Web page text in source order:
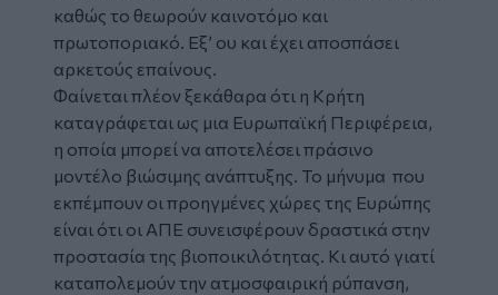
καθώς το θεωρούν καινοτόμο και
πρωτοποριακό. Εξ’ ου και έχει αποσπάσει
αρκετούς επαίνους.
Φαίνεται πλέον ξεκάθαρα ότι η Κρήτη
καταγράφεται ως μια Ευρωπαϊκή Περιφέρεια,
η οποία μπορεί να αποτελέσει πράσινο
μοντέλο βιώσιμης ανάπτυξης. Το μήνυμα που
εκπέμπουν οι προηγμένες χώρες της Ευρώπης
είναι ότι οι ΑΠΕ συνεισφέρουν δραστικά στην
προστασία της βιοποικιλότητας. Κι αυτό γιατί
καταπολεμούν την ατμοσφαιρική ρύπανση,